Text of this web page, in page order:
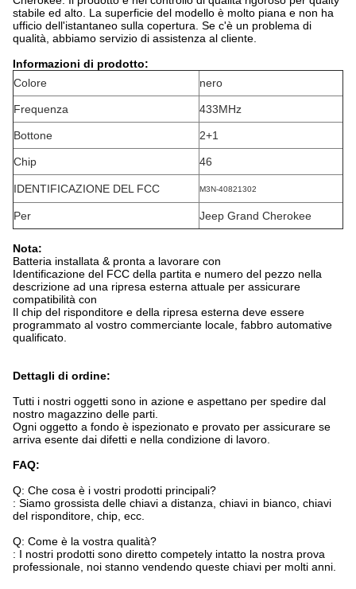
stabile ed alto. La superficie del modello è molto piana e non ha
ufficio dell'istantaneo sulla copertura. Se c'è un problema di
qualità, abbiamo servizio di assistenza al cliente.
Informazioni di prodotto:
Colore
nero
Frequenza 433MHz
Bottone 2+1
Chip 46
IDENTIFICAZIONE DEL FCC M3N-40821302
Per Jeep Grand Cherokee
Nota:
Batteria installata & pronta a lavorare con
Identificazione del FCC della partita e numero del pezzo nella
descrizione ad una ripresa esterna attuale per assicurare
compatibilità con
Il chip del risponditore e della ripresa esterna deve essere
programmato al vostro commerciante locale, fabbro automative
qualificato.
Dettagli di ordine:
Tutti i nostri oggetti sono in azione e aspettano per spedire dal
nostro magazzino delle parti.
Ogni oggetto a fondo è ispezionato e provato per assicurare se
arriva esente dai difetti e nella condizione di lavoro.
FAQ:
Q: Che cosa è i vostri prodotti principali?
: Siamo grossista delle chiavi a distanza, chiavi in bianco, chiavi
del risponditore, chip, ecc.
Q: Come è la vostra qualità?
: I nostri prodotti sono diretto competely intatto la nostra prova
professionale, noi stanno vendendo queste chiavi per molti anni.